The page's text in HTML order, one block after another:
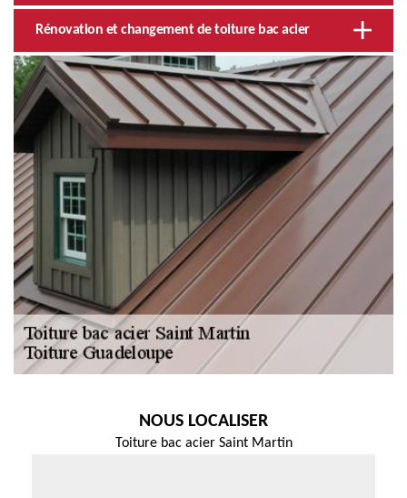
Rénovation et changement de toiture bac acier
NOUS LOCALISER
Toiture bac acier Saint Martin